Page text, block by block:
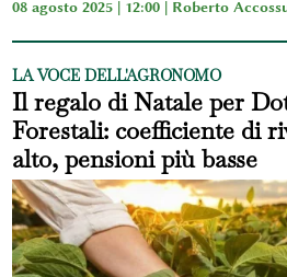
08 agosto 2025 | 12:00 | Roberto
LA VOCE DELL'AGRONOMO
Il regalo di Natale per
Forestali: coefficiente di
alto, pensioni più basse